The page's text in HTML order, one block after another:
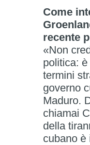
Come
recente
«Non
politica:
termini
governo
Maduro.
chiamai
della
cubano è